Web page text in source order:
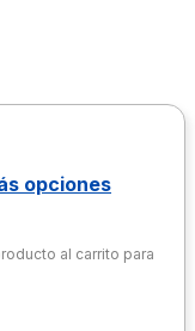
opciones
al carrito para